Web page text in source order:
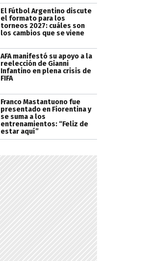
El Fútbol Argentino discute
el formato para los
torneos 2027: cuáles son
los cambios que se viene
AFA manifestó su apoyo a la
reelección de Gianni
Infantino en plena crisis de
FIFA
Franco Mastantuono fue
presentado en Fiorentina y
se suma a los
entrenamientos: “Feliz de
estar aquí”